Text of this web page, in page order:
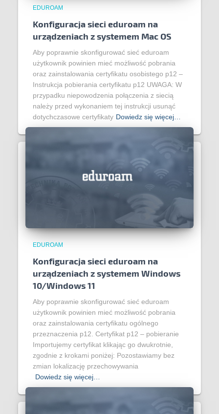
EDUROAM
Konfiguracja sieci eduroam na
urządzeniach z systemem Mac OS
Aby poprawnie skonfigurować sieć eduroam
użytkownik powinien mieć możliwość pobrania
oraz zainstalowania certyfikatu osobistego p12 –
Instrukcja pobierania certyfikatu p12 UWAGA: W
przypadku niepowodzenia połączenia z siecią
należy przed wykonaniem tej instrukcji usunąć
dotychczasowe certyfikaty Dowiedz się więcej…
EDUROAM
Konfiguracja sieci eduroam na
urządzeniach z systemem Windows
10/Windows 11
Aby poprawnie skonfigurować sieć eduroam
użytkownik powinien mieć możliwość pobrania
oraz zainstalowania certyfikatu ogólnego
przeznaczenia p12. Certyfikat p12 – pobieranie
Importujemy certyfikat klikając go dwukrotnie,
zgodnie z krokami poniżej: Pozostawiamy bez
zmian lokalizację przechowywania
Dowiedz się więcej…